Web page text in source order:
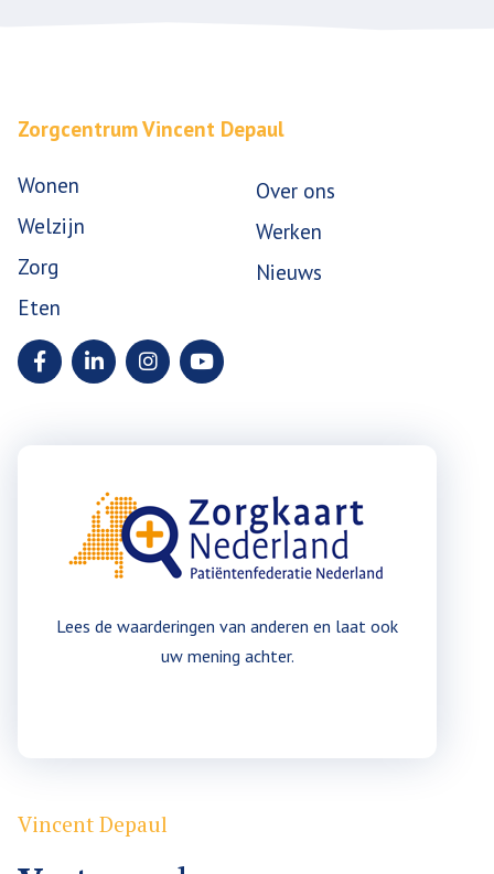
Zorgcentrum Vincent Depaul
Wonen
Welzijn
Zorg
Eten
Over ons
Werken
Nieuws
Lees de waarderingen van anderen en laat ook
uw mening achter.
Vincent Depaul